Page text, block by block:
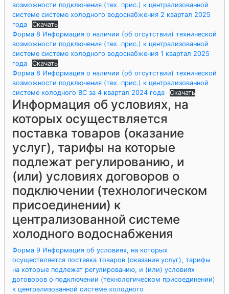
возможности подключения (тех. прис.) к централизованной
системе системе холодного водоснабжения 2 квартал 2025
года
Скачать
Форма 8 Информация о наличии (об отсутствии) технической
возможности подключения (тех. прис.) к централизованной
системе системе холодного водоснабжения 1 квартал 2025
года
Скачать
Форма 8 Информация о наличии (об отсутствии) технической
возможности подключения (тех. прис.) к централизованной
системе холодного ВС за 4 квартал 2024 года
Скачать
Информация об условиях, на
которых осуществляется
поставка товаров (оказание
услуг), тарифы на которые
подлежат регулированию, и
(или) условиях договоров о
подключении (технологическом
присоединении) к
централизованной системе
холодного водоснабжения
Форма 9 Информация об условиях, на которых
осуществляется поставка товаров (оказание услуг), тарифы
на которые подлежат регулированию, и (или) условиях
договоров о подключении (технологическом присоединении)
к централизованной системе холодного